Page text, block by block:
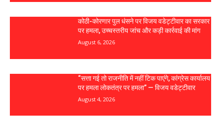
कोठी-कोरणार पुल धंसने पर विजय वडेट्टीवार का सरकार
पर हमला, उच्चस्तरीय जांच और कड़ी कार्रवाई की मांग
August 6, 2026
“सत्ता गई तो राजनीति में नहीं टिक पाएंगे, कांग्रेस कार्यालय
पर हमला लोकतंत्र पर हमला” — विजय वडेट्टीवार
August 4, 2026